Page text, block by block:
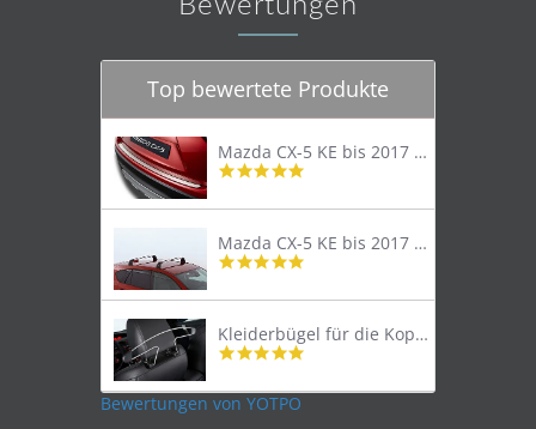
Bewertungen
Top bewertete Produkte
Mazda CX-5 KE bis 2017 Trittschutzleiste Edelstahl original
4.8
rating
Mazda CX-5 KE bis 2017 Lastenträger Dachträger
4.9
rating
Kleiderbügel für die Kopfstütze
4.9
rating
Bewertungen von YOTPO